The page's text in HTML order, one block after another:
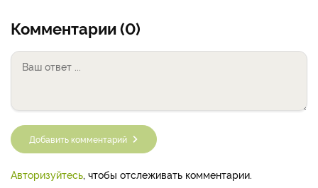
Комментарии (0)
Добавить комментарий
Авторизуйтесь, чтобы отслеживать комментарии.